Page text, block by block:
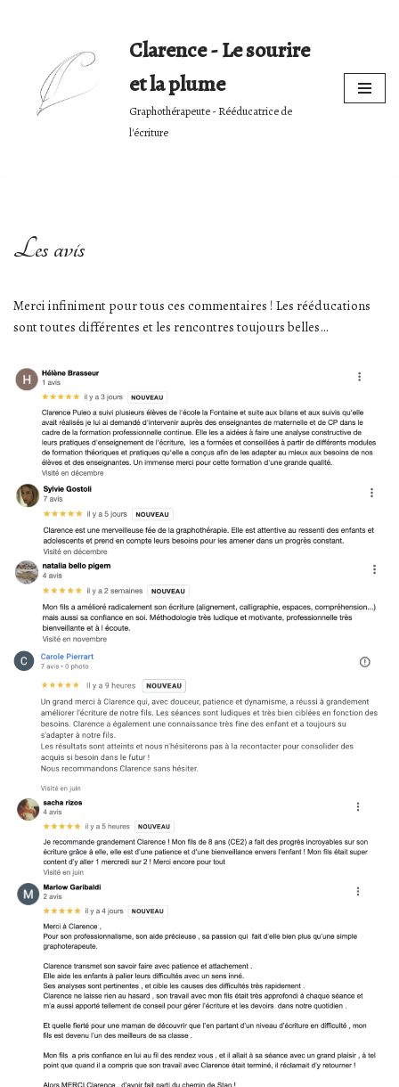
content
Clarence - Le sourire
et la plume
Graphothérapeute - Rééducatrice de
l'écriture
Les avis
Merci infiniment pour tous ces commentaires ! Les rééducations
sont toutes différentes et les rencontres toujours belles…